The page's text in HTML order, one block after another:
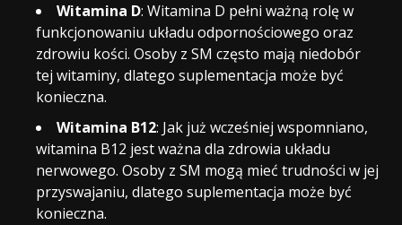
Witamina D: Witamina D pełni ważną rolę w
funkcjonowaniu układu odpornościowego oraz
zdrowiu kości. Osoby z SM często mają niedobór
tej witaminy, dlatego suplementacja może być
konieczna.
Witamina B12: Jak już wcześniej wspomniano,
witamina B12 jest ważna dla zdrowia układu
nerwowego. Osoby z SM mogą mieć trudności w jej
przyswajaniu, dlatego suplementacja może być
konieczna.